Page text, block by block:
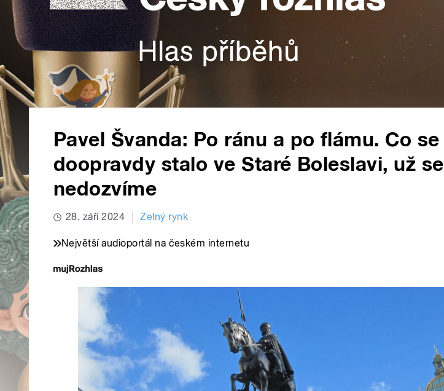
Pavel Švanda: Po ránu a po flámu. Co se
doopravdy stalo ve Staré Boleslavi, už se
nedozvíme
28. září 2024 Zelný rynk
Největší audioportál na českém internetu